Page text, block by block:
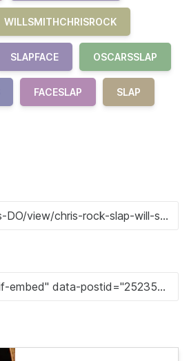
WILLSMITHCHRISROCK
SLAPFACE OSCARSSLAP
FACESLAP SLAP